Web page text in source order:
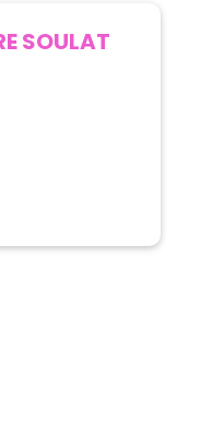
SOULAT